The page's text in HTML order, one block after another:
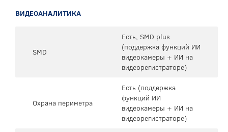
ВИДЕОАНАЛИТИКА
SMD
Есть, SMD plus
(поддержка функций ИИ
видеокамеры + ИИ на
видеорегистраторе)
Охрана периметра
Есть (поддержка
функций ИИ
видеокамеры + ИИ на
видеорегистраторе)